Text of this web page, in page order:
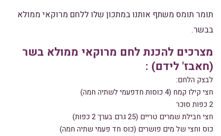
תומר תומס משתף אותנו במתכון שלו ללחם מרוקאי ממולא
בבשר.
מצרכים להכנת לחם מרוקאי ממולא בשר
(חאבז' לידם) :
לבצק הלחם:
חצי קילו קמח (4 כוסות חדפעמי לשתיה חמה)
2 כפות סוכר
חצי חבילת שמרים טריים (25 גרם בערך 2 כפות)
כוס וחצי של מים פושרים (כוס חד פעמי שתיה חמה)